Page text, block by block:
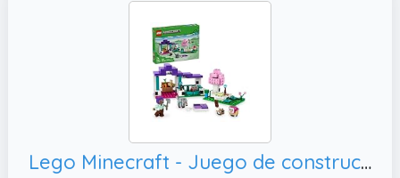
Lego Minecraft - Juego de construcción The Animal Sanctuary, Modelo de ladrillo del bioma de Las llanuras con